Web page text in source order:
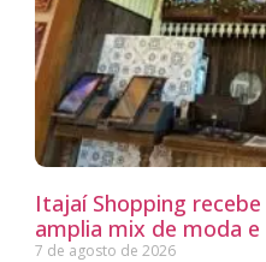
Itajaí Shopping
amplia mix de moda
7 de agosto de 2026